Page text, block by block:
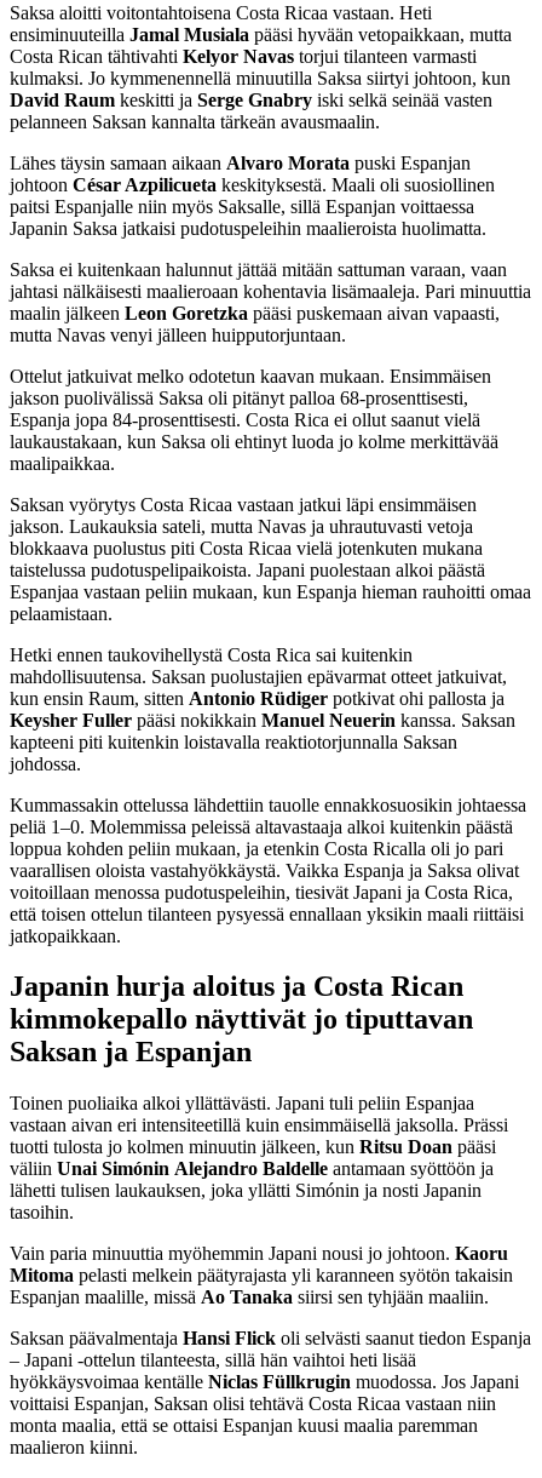
Saksa aloitti voitontahtoisena Costa Ricaa vastaan. Heti
ensiminuuteilla Jamal Musiala pääsi hyvään vetopaikkaan, mutta
Costa Rican tähtivahti Kelyor Navas torjui tilanteen varmasti
kulmaksi. Jo kymmenennellä minuutilla Saksa siirtyi johtoon, kun
David Raum keskitti ja Serge Gnabry iski selkä seinää vasten
pelanneen Saksan kannalta tärkeän avausmaalin.
Lähes täysin samaan aikaan Alvaro Morata puski Espanjan
johtoon César Azpilicueta keskityksestä. Maali oli suosiollinen
paitsi Espanjalle niin myös Saksalle, sillä Espanjan voittaessa
Japanin Saksa jatkaisi pudotuspeleihin maalieroista huolimatta.
Saksa ei kuitenkaan halunnut jättää mitään sattuman varaan, vaan
jahtasi nälkäisesti maalieroaan kohentavia lisämaaleja. Pari minuuttia
maalin jälkeen Leon Goretzka pääsi puskemaan aivan vapaasti,
mutta Navas venyi jälleen huipputorjuntaan.
Ottelut jatkuivat melko odotetun kaavan mukaan. Ensimmäisen
jakson puolivälissä Saksa oli pitänyt palloa 68-prosenttisesti,
Espanja jopa 84-prosenttisesti. Costa Rica ei ollut saanut vielä
laukaustakaan, kun Saksa oli ehtinyt luoda jo kolme merkittävää
maalipaikkaa.
Saksan vyörytys Costa Ricaa vastaan jatkui läpi ensimmäisen
jakson. Laukauksia sateli, mutta Navas ja uhrautuvasti vetoja
blokkaava puolustus piti Costa Ricaa vielä jotenkuten mukana
taistelussa pudotuspelipaikoista. Japani puolestaan alkoi päästä
Espanjaa vastaan peliin mukaan, kun Espanja hieman rauhoitti omaa
pelaamistaan.
Hetki ennen taukovihellystä Costa Rica sai kuitenkin
mahdollisuutensa. Saksan puolustajien epävarmat otteet jatkuivat,
kun ensin Raum, sitten Antonio Rüdiger potkivat ohi pallosta ja
Keysher Fuller pääsi nokikkain Manuel Neuerin kanssa. Saksan
kapteeni piti kuitenkin loistavalla reaktiotorjunnalla Saksan
johdossa.
Kummassakin ottelussa lähdettiin tauolle ennakkosuosikin johtaessa
peliä 1–0. Molemmissa peleissä altavastaaja alkoi kuitenkin päästä
loppua kohden peliin mukaan, ja etenkin Costa Ricalla oli jo pari
vaarallisen oloista vastahyökkäystä. Vaikka Espanja ja Saksa olivat
voitoillaan menossa pudotuspeleihin, tiesivät Japani ja Costa Rica,
että toisen ottelun tilanteen pysyessä ennallaan yksikin maali riittäisi
jatkopaikkaan.
Japanin hurja aloitus ja Costa Rican
kimmokepallo näyttivät jo tiputtavan
Saksan ja Espanjan
Toinen puoliaika alkoi yllättävästi. Japani tuli peliin Espanjaa
vastaan aivan eri intensiteetillä kuin ensimmäisellä jaksolla. Prässi
tuotti tulosta jo kolmen minuutin jälkeen, kun Ritsu Doan pääsi
väliin Unai Simónin Alejandro Baldelle antamaan syöttöön ja
lähetti tulisen laukauksen, joka yllätti Simónin ja nosti Japanin
tasoihin.
Vain paria minuuttia myöhemmin Japani nousi jo johtoon. Kaoru
Mitoma pelasti melkein päätyrajasta yli karanneen syötön takaisin
Espanjan maalille, missä Ao Tanaka siirsi sen tyhjään maaliin.
Saksan päävalmentaja Hansi Flick oli selvästi saanut tiedon Espanja
– Japani -ottelun tilanteesta, sillä hän vaihtoi heti lisää
hyökkäysvoimaa kentälle Niclas Füllkrugin muodossa. Jos Japani
voittaisi Espanjan, Saksan olisi tehtävä Costa Ricaa vastaan niin
monta maalia, että se ottaisi Espanjan kuusi maalia paremman
maalieron kiinni.